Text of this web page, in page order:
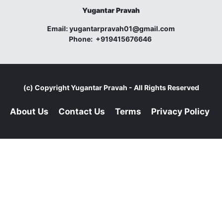
Yugantar Pravah
Email:yugantarpravah01@gmail.com
Phone: +919415676646
(c) CopyrightYugantar Pravah - All Rights Reserved
About Us Contact Us Terms Privacy Policy